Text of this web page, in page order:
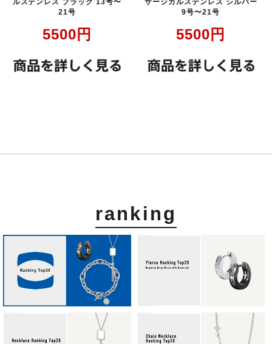
ルステンレス ブラック 13号〜
21号
5500 円
サージカルステンレス シルバー
9号〜21号
5500 円